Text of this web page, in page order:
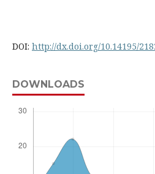
DOI: http://dx.doi.org/10.14195/
DOWNLOADS